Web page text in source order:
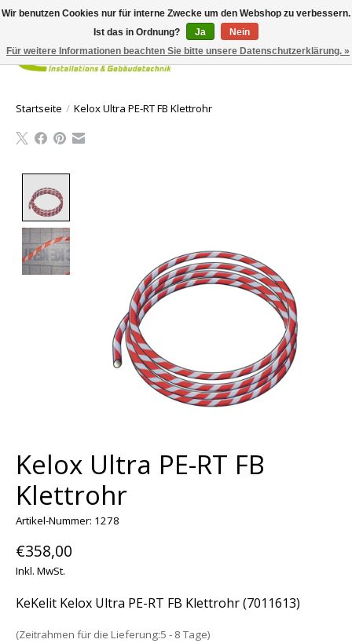
Ihr
Startseite / Kelox Ultra PE-RT FB Klettrohr
Kelox Ultra PE-RT FB
Klettrohr
Artikel-Nummer: 1278
€358,00
Inkl. MwSt.
KeKelit Kelox Ultra PE-RT FB Klettrohr (7011613)
(Zeitrahmen für die Lieferung:5 - 8 Tage)
Wir benutzen Cookies nur für interne Zwecke um den Webshop zu verbessern.
Ist das in Ordnung?
Ja
Nein
Für weitere Informationen beachten Sie bitte unsere Datenschutzerklärung. »